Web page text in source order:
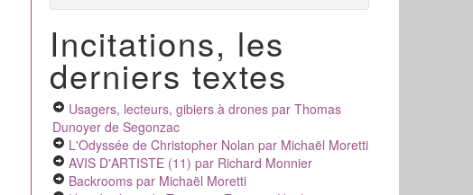
Incitations, les
derniers textes
Usagers, lecteurs, gibiers à dronespar Thomas
Dunoyer de Segonzac
L'Odyssée de Christopher Nolan par Michaël Moretti
AVIS D'ARTISTE (11) par Richard Monnier
Backroomspar Michaël Moretti